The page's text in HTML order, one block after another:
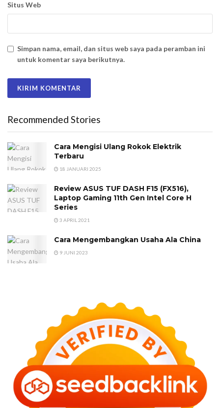
Situs Web
Simpan nama, email, dan situs web saya pada peramban ini
untuk komentar saya berikutnya.
Recommended Stories
Cara Mengisi Ulang Rokok Elektrik
Terbaru
18 JANUARI 2025
Review ASUS TUF DASH F15 (FX516),
Laptop Gaming 11th Gen Intel Core H
Series
3 APRIL 2021
Cara Mengembangkan Usaha Ala China
9 JUNI 2023